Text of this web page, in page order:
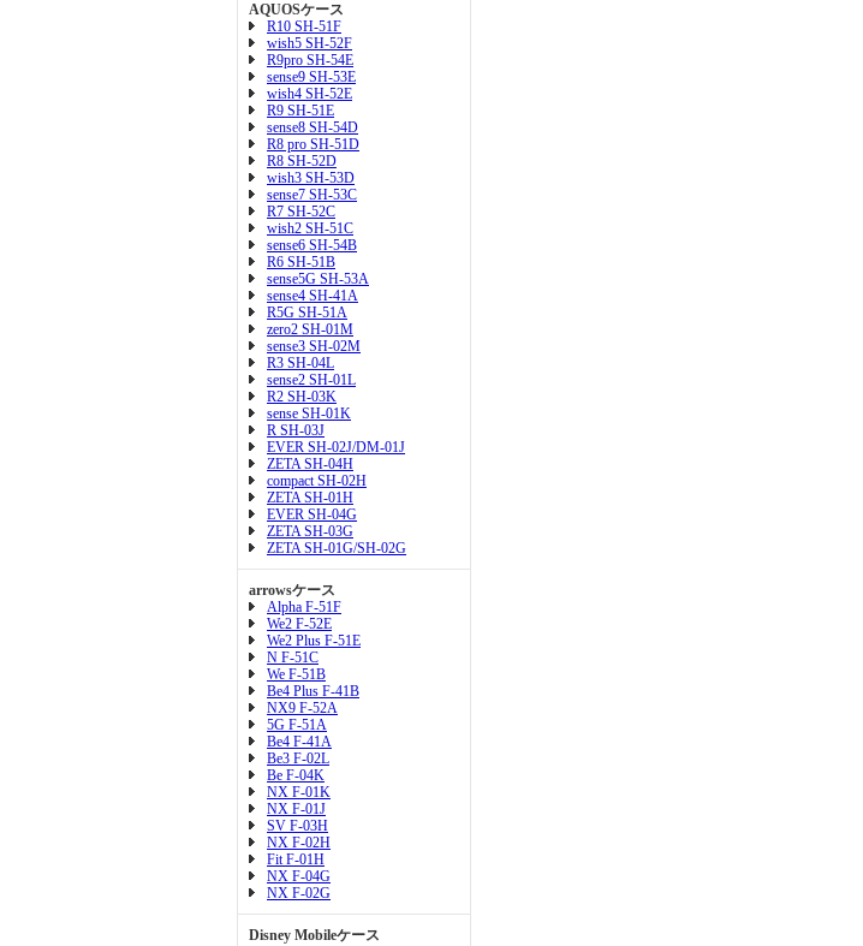
AQUOSケース
R10 SH-51F
wish5 SH-52F
R9pro SH-54E
sense9 SH-53E
wish4 SH-52E
R9 SH-51E
sense8 SH-54D
R8 pro SH-51D
R8 SH-52D
wish3 SH-53D
sense7 SH-53C
R7 SH-52C
wish2 SH-51C
sense6 SH-54B
R6 SH-51B
sense5G SH-53A
sense4 SH-41A
R5G SH-51A
zero2 SH-01M
sense3 SH-02M
R3 SH-04L
sense2 SH-01L
R2 SH-03K
sense SH-01K
R SH-03J
EVER SH-02J/DM-01J
ZETA SH-04H
compact SH-02H
ZETA SH-01H
EVER SH-04G
ZETA SH-03G
ZETA SH-01G/SH-02G
arrowsケース
Alpha F-51F
We2 F-52E
We2 Plus F-51E
N F-51C
We F-51B
Be4 Plus F-41B
NX9 F-52A
5G F-51A
Be4 F-41A
Be3 F-02L
Be F-04K
NX F-01K
NX F-01J
SV F-03H
NX F-02H
Fit F-01H
NX F-04G
NX F-02G
Disney Mobileケース